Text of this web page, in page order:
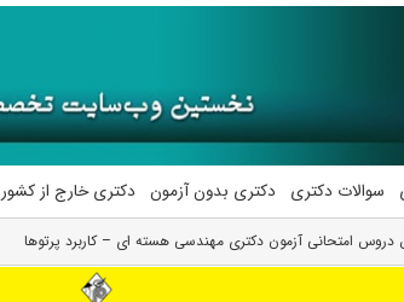
سوالات دکتری دکتری بدون آزمون دکتری خارج از کشور
امتحانی آزمون دکتری مهندسی هسته ای – کاربرد پرتوها